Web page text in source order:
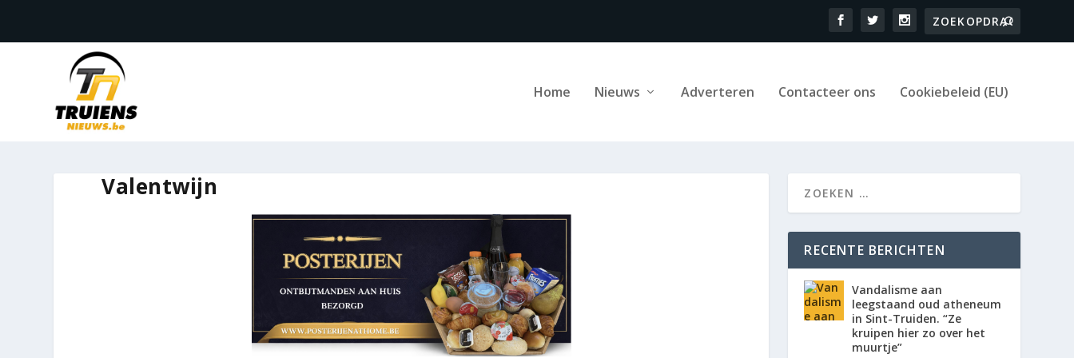
Home Nieuws Adverteren Contacteer ons Cookiebeleid (EU)
Valentwijn
RECENTE BERICHTEN
Vandalisme aan
leegstaand oud atheneum
in Sint-Truiden. “Ze
kruipen hier zo over het
muurtje”